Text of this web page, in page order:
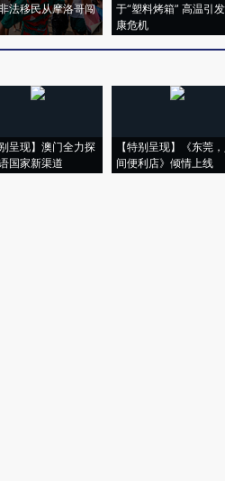
法移民从摩洛哥闯
于“塑料烤箱” 高温引
康危机
别呈现】澳门全力探
国家新渠道
【特别呈现】《东莞
间便利店》倾情上线